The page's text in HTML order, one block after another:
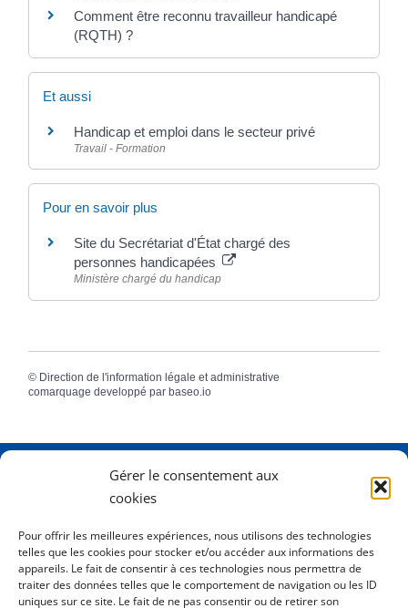
Gérer le consentement aux
cookies
Pour offrir les meilleures expériences, nous utilisons des technologies
telles que les cookies pour stocker et/ou accéder aux informations des
appareils. Le fait de consentir à ces technologies nous permettra de
traiter des données telles que le comportement de navigation ou les ID
uniques sur ce site. Le fait de ne pas consentir ou de retirer son
Comment être reconnu travailleur handicapé
(RQTH) ?
Et aussi
Handicap et emploi dans le secteur privé
Travail - Formation
Pour en savoir plus
Site du Secrétariat d'État chargé des
personnes handicapées
Ministère chargé du handicap
© Direction de l'information légale et administrative
comarquage developpé par baseo.io
2 Rue Dame Pernette
Horaires
Lundi de 8h15 à 12h
Mardi de 8h15 à 12h
Mercredi 8h15 à 12h